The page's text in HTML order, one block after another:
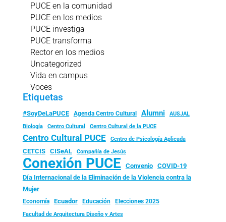
PUCE en la comunidad
PUCE en los medios
PUCE investiga
PUCE transforma
Rector en los medios
Uncategorized
Vida en campus
Voces
Etiquetas
#SoyDeLaPUCE Agenda Centro Cultural Alumni
AUSJAL
Biología
Centro Cultural Centro Cultural de la PUCE
Centro Cultural PUCE Centro de Psicología Aplicada
CETCIS CISeAL Compañía de Jesús
Conexión PUCE Convenio
COVID-19
Día Internacional de la Eliminación de la Violencia contra la
Mujer
Economía Ecuador Educación Elecciones 2025
Facultad de Arquitectura Diseño y Artes